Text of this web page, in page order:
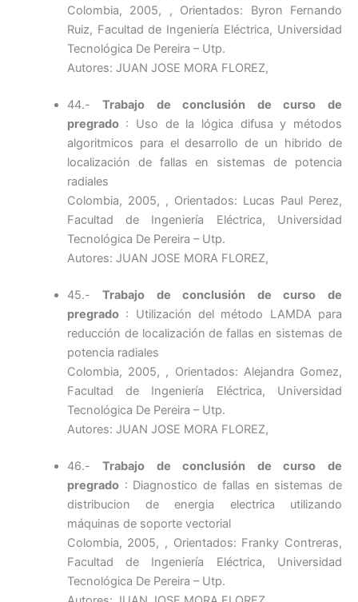
Colombia, 2005, , Orientados: Byron Fernando
Ruiz, Facultad de Ingeniería Eléctrica, Universidad
Tecnológica De Pereira – Utp.
Autores: JUAN JOSE MORA FLOREZ,
44.-Trabajo de conclusión de curso de
pregrado: Uso de la lógica difusa y métodos
algoritmicos para el desarrollo de un hibrido de
localización de fallas en sistemas de potencia
radiales
Colombia, 2005, , Orientados: Lucas Paul Perez,
Facultad de Ingeniería Eléctrica, Universidad
Tecnológica De Pereira – Utp.
Autores: JUAN JOSE MORA FLOREZ,
45.-Trabajo de conclusión de curso de
pregrado: Utilización del método LAMDA para
reducción de localización de fallas en sistemas de
potencia radiales
Colombia, 2005, , Orientados: Alejandra Gomez,
Facultad de Ingeniería Eléctrica, Universidad
Tecnológica De Pereira – Utp.
Autores: JUAN JOSE MORA FLOREZ,
46.-Trabajo de conclusión de curso de
pregrado: Diagnostico de fallas en sistemas de
distribucion de energia electrica utilizando
máquinas de soporte vectorial
Colombia, 2005, , Orientados: Franky Contreras,
Facultad de Ingeniería Eléctrica, Universidad
Tecnológica De Pereira – Utp.